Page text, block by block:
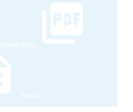
Web
Juknis